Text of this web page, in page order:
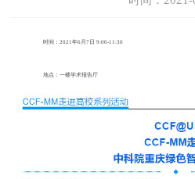
时间：2021年6月7日 9:00-11:30
地点： 一楼学术报告厅